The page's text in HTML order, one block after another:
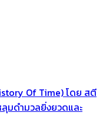
Of Time) โดย สตี
มดำมวลยิ่งยวดและ